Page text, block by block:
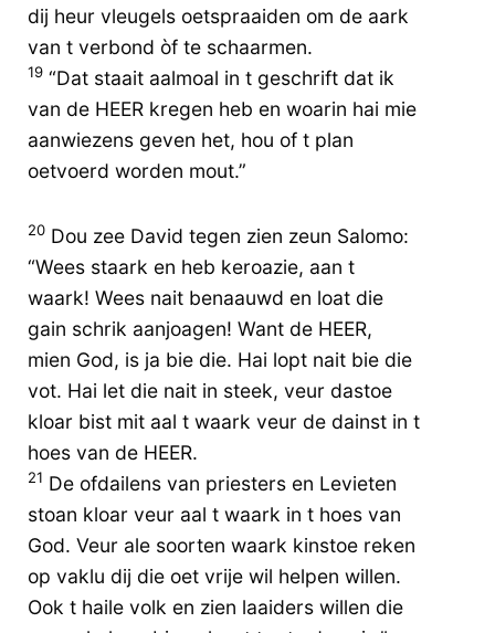
dij heur vleugels oetspraaiden om de aark
van t verbond òf te schaarmen.
19 “Dat staait aalmoal in t geschrift dat ik
van de HEER kregen heb en woarin hai mie
aanwiezens geven het, hou of t plan
oetvoerd worden mout.”
20 Dou zee David tegen zien zeun Salomo:
“Wees staark en heb keroazie, aan t
waark! Wees nait benaauwd en loat die
gain schrik aanjoagen! Want de HEER,
mien God, is ja bie die. Hai lopt nait bie die
vot. Hai let die nait in steek, veur dastoe
kloar bist mit aal t waark veur de dainst in t
hoes van de HEER.
21 De ofdailens van priesters en Levieten
stoan kloar veur aal t waark in t hoes van
God. Veur ale soorten waark kinstoe reken
op vaklu dij die oet vrije wil helpen willen.
Ook t haile volk en zien laaiders willen die